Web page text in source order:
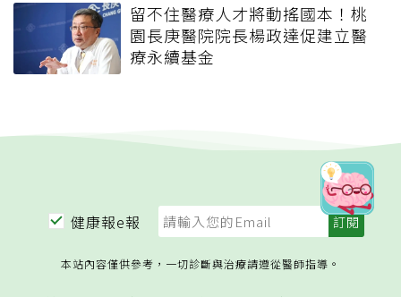
留不住醫療人才將動搖國本！桃
園長庚醫院院長楊政達促建立醫
療永續基金
健康報e報
本站內容僅供參考，一切診斷與治療請遵從醫師指導。